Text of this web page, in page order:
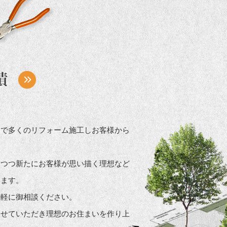
多くのリフォーム施工しお客様から
つ新たにお客様が思い描く理想など
す。
に御相談ください。
ていただき理想のお住まいを作り上